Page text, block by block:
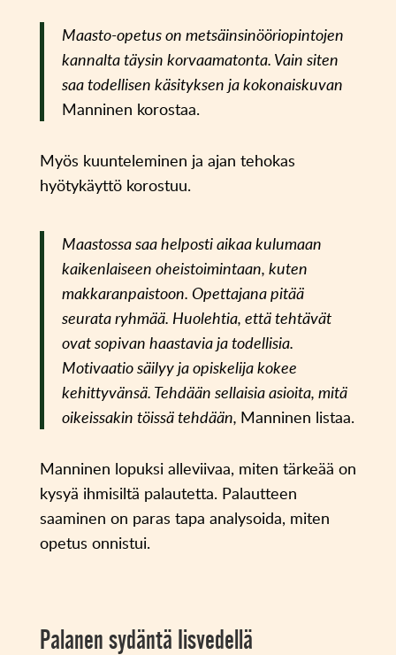
Maasto-opetus on metsäinsinööriopintojen
kannalta täysin korvaamatonta. Vain siten
saa todellisen käsityksen ja kokonaiskuvan
Manninen korostaa.
Myös kuunteleminen ja ajan tehokas
hyötykäyttö korostuu.
Maastossa saa helposti aikaa kulumaan
kaikenlaiseen oheistoimintaan, kuten
makkaranpaistoon. Opettajana pitää
seurata ryhmää. Huolehtia, että tehtävät
ovat sopivan haastavia ja todellisia.
Motivaatio säilyy ja opiskelija kokee
kehittyvänsä. Tehdään sellaisia asioita, mitä
oikeissakin töissä tehdään, Manninen listaa.
Manninen lopuksi alleviivaa, miten tärkeää on
kysyä ihmisiltä palautetta. Palautteen
saaminen on paras tapa analysoida, miten
opetus onnistui.
Palanen sydäntä Iisvedellä